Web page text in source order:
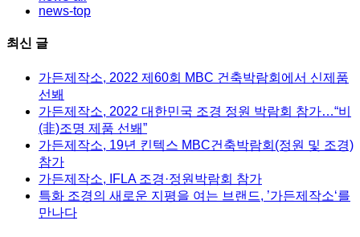
news-top
최신 글
가든제작소, 2022 제60회 MBC 건축박람회에서 신제품
선봬
가든제작소, 2022 대한민국 조경 정원 박람회 참가…“비
(非)조명 제품 선봬”
가든제작소, 19년 킨텍스 MBC건축박람회(정원 및 조경)
참가
가든제작소, IFLA 조경·정원박람회 참가
특화 조경의 새로운 지평을 여는 브랜드, ’가든제작소‘를
만나다